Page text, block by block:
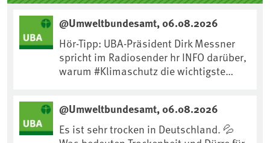
@Umweltbundesamt, 06.08.2026
Hör-Tipp: UBA-Präsident Dirk Messner
spricht im Radiosender hr INFO darüber,
warum #Klimaschutz die wichtigste
https://www.ardsounds.de/episode/urn
:ard:episode:0e7cf1c4b819c26d/
@Umweltbundesamt, 06.08.2026
Es ist sehr trocken in Deutschland. 💦